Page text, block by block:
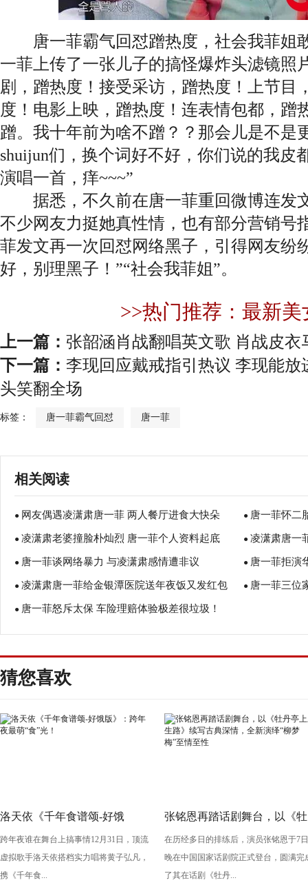
唐一菲霸气回怼蹭热度，社会我菲姐
一菲 上传了一张儿子的搞怪爆炸头滤镜照
剧，蹭热度！接受采访，蹭热度！上节目
度！电影上映，蹭热度！连表情包都，蹭
蹭。我十年前为啥不蹭？？那会儿是不是
shuijun们，换个词好不好，你们说的我皮
演唱一首，痒~~~”
据悉，不久前在唐一菲重回微博连发
不少网友力挺她真性情，也有部分营销号
菲发文再一次回怼网络黑子，引得网友纷
好，别理黑子！”“社会我菲姐”。
>>热门推荐：最新美
上一篇： 张韶涵肖战翻唱英文歌 肖战皮衣
下一篇： 李现回应戴戒指引热议 李现能
头笑翻全场
标签： 唐一菲霸气回怼 唐一菲
相关阅读
● 网友偶遇凌潇肃唐一菲 两人餐厅进食大快朵
颐！
● 唐一菲怀二
自幸福
● 凌潇肃老婆撞脸朴灿烈 唐一菲个人资料起底 ● 凌潇肃唐一
家庭的付出
● 唐一菲谈网络暴力 与凌潇肃感情遭非议 ● 唐一菲拒演
● 凌潇肃唐一菲给金银潭医院送年夜饭又发红包
自曝3位家人新冠肺炎
● 唐一菲三位
● 唐一菲怒斥太保 车险理赔体验极差很垃圾！
猜您喜欢
洛天依《千年食谱颂-好饿
版》：跨年夜最萌“食”光！
跨年夜谁在舞台上搞事情12月31日，顶流
虚拟歌手洛天依搭档实力唱将黄子弘凡，
携《千年食...
张铭恩再踏话剧舞台，以《牡
丹亭上三生路》续写古典深
情，全新演绎“柳梦梅”至情至
在历经多日的排练后，演员张铭恩于7日
晚在中国国家话剧院正式登台，圆满完
了其在话剧《牡丹...